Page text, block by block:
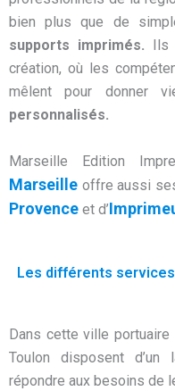
bien plus que de
supports imprimés. Ils
création, où les
mêlent pour donner
personnalisés.
Marseille Edition
Marseille offre aussi
Provence et d’
Les différents
Dans cette ville
Toulon disposent
répondre aux besoins de